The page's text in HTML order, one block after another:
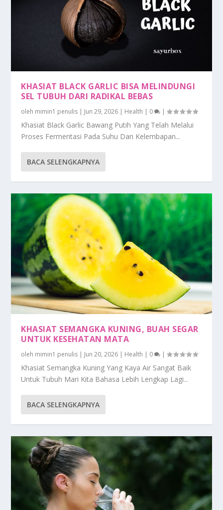
KHASIAT BLACK GARLIC BISA MELINDUNGI
SEL TUBUH DARI RADIKAL BEBAS
oleh mimin1 penulis | Jun 29, 2026 | Health | 0 |
Khasiat Black Garlic Bawang Putih Yang Telah Melalui
Proses Fermentasi Pada Suhu Dan Kelembapan...
BACA SELENGKAPNYA
KHASIAT SEMANGKA KUNING, BUAH SEGAR
UNTUK KESEHATAN MATA
oleh mimin1 penulis | Jun 20, 2026 | Health | 0 |
Khasiat Semangka Kuning Yang Kaya Air Sangat Baik
Untuk Tubuh Mari Kita Bahasa Lebih Lengkap Lagi...
BACA SELENGKAPNYA